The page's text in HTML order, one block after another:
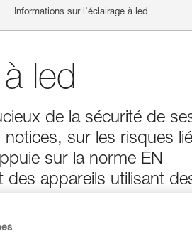
Informations sur l’éclairage à led
led
de la sécurité de
sur les risques
sur la norme EN
appareils utilisant
Cette norme